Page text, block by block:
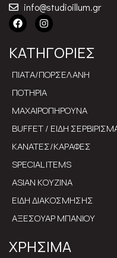
info@studioillum.gr
ΚΑΤΗΓΟΡΙΕΣ
ΠΙΑΤΑ/ΠΟΡΣΕΛΑΝΗ
ΠΟΤΗΡΙΑ
ΜΑΧΑΙΡΟΠΗΡΟΥΝΑ
BUFFET / ΕΙΔΗ
ΚΑΝΑΤΕΣ/ΚΑΡΑΦΕΣ
SPECIAL ITEMS
ASIAN ΚΟΥΖΙΝΑ
ΕΙΔΗ ΔΙΑΚΟΣΜΗΣΗΣ
ΑΞΕΣΟΥΑΡ ΜΠΑΝΙΟΥ
ΧΡΗΣΙΜΑ